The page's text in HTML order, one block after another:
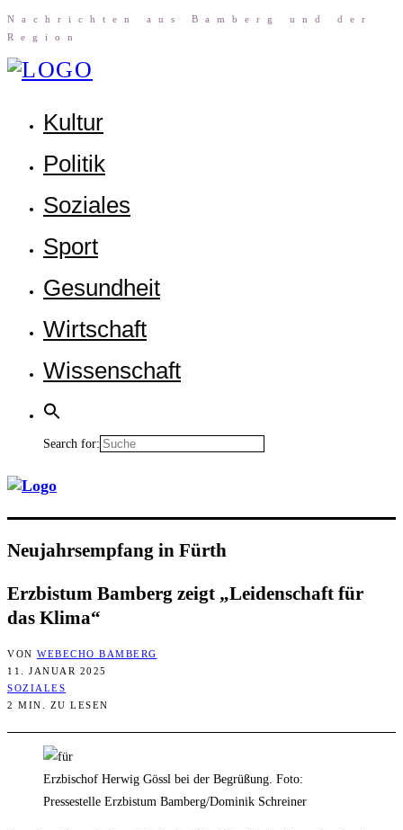
Nach­rich­ten aus Bam­berg und der
Region
Kul­tur
Poli­tik
Sozia­les
Sport
Gesund­heit
Wirt­schaft
Wis­sen­schaft
Search for:
Neu­jahrs­emp­fang in Fürth
Erz­bis­tum Bam­berg zeigt „Lei­den­schaft für
das Klima“
VON WEBECHO BAMBERG
11. JANUAR 2025
SOZIALES
2 MIN. ZU LESEN
Erzbischof Herwig Gössl bei der Begrüßung. Foto:
Pressestelle Erzbistum Bamberg/Dominik Schreiner